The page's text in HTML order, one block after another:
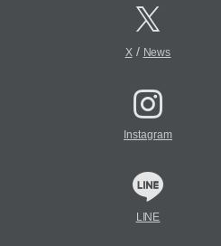
X/ News
Instagram
LINE